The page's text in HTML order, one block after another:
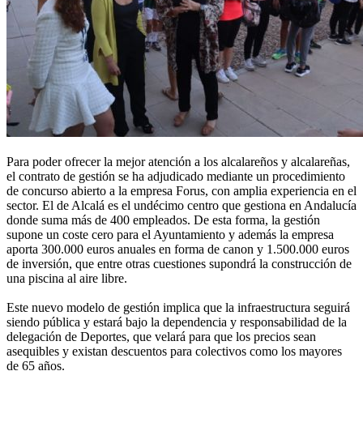
Para poder ofrecer la mejor atención a los alcalareños y alcalareñas,
el contrato de gestión se ha adjudicado mediante un procedimiento
de concurso abierto a la empresa Forus, con amplia experiencia en el
sector. El de Alcalá es el undécimo centro que gestiona en Andalucía
donde suma más de 400 empleados. De esta forma, la gestión
supone un coste cero para el Ayuntamiento y además la empresa
aporta 300.000 euros anuales en forma de canon y 1.500.000 euros
de inversión, que entre otras cuestiones supondrá la construcción de
una piscina al aire libre.
Este nuevo modelo de gestión implica que la infraestructura seguirá
siendo pública y estará bajo la dependencia y responsabilidad de la
delegación de Deportes, que velará para que los precios sean
asequibles y existan descuentos para colectivos como los mayores
de 65 años.